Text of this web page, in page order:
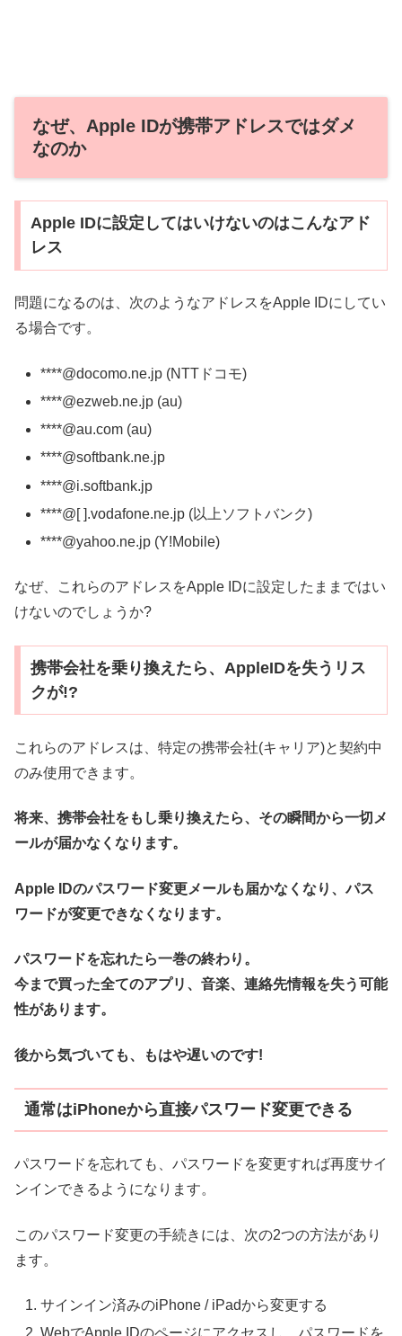
なぜ、Apple IDが携帯アドレスではダメ
なのか
Apple IDに設定してはいけないのはこんなアド
レス
問題になるのは、次のようなアドレスをApple IDにしてい
る場合です。
****@docomo.ne.jp (NTTドコモ)
****@ezweb.ne.jp (au)
****@au.com (au)
****@softbank.ne.jp
****@i.softbank.jp
****@[ ].vodafone.ne.jp (以上ソフトバンク)
****@yahoo.ne.jp (Y!Mobile)
なぜ、これらのアドレスをApple IDに設定したままではい
けないのでしょうか?
携帯会社を乗り換えたら、AppleIDを失うリス
クが!?
これらのアドレスは、特定の携帯会社(キャリア)と契約中
のみ使用できます。
将来、携帯会社をもし乗り換えたら、その瞬間から一切メ
ールが届かなくなります。
Apple IDのパスワード変更メールも届かなくなり、パス
ワードが変更できなくなります。
パスワードを忘れたら一巻の終わり。
今まで買った全てのアプリ、音楽、連絡先情報を失う可能
性があります。
後から気づいても、もはや遅いのです!
通常はiPhoneから直接パスワード変更できる
パスワードを忘れても、パスワードを変更すれば再度サイ
ンインできるようになります。
このパスワード変更の手続きには、次の2つの方法があり
ます。
サインイン済みのiPhone / iPadから変更する